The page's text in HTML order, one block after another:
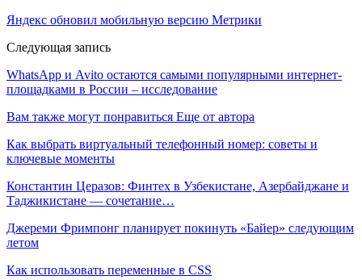
Яндекс обновил мобильную версию Метрики
Следующая запись
WhatsApp и Avito остаются самыми популярными интернет-
площадками в России – исследование
Вам также могут понравиться Еще от автора
Как выбрать виртуальный телефонный номер: советы и
ключевые моменты
Константин Церазов: Финтех в Узбекистане, Азербайджане и
Таджикистане — сочетание…
Джереми Фримпонг планирует покинуть «Байер» следующим
летом
Как использовать переменные в CSS